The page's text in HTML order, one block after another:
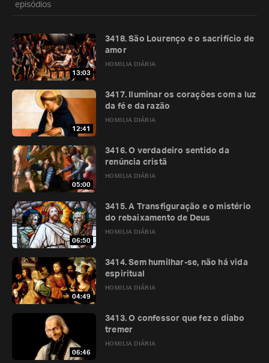
episódios
13:03
HOMILIA DIÁRIA
3418. São Lourenço e o sacrifício de
amor
12:41
HOMILIA DIÁRIA
3417. Iluminar os corações com a luz
da fé e da razão
05:00
HOMILIA DIÁRIA
3416. O verdadeiro sentido da
renúncia cristã
06:50
HOMILIA DIÁRIA
3415. A Transfiguração e o mistério
do rebaixamento de Deus
04:49
HOMILIA DIÁRIA
3414. Sem humilhar-se, não há vida
espiritual
06:46
HOMILIA DIÁRIA
3413. O confessor que fez o diabo
tremer